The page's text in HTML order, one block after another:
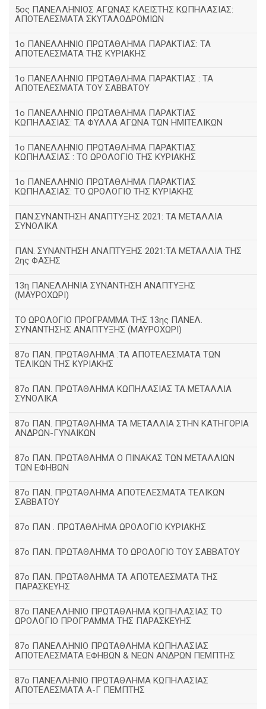
5ος ΠΑΝΕΛΛΗΝΙΟΣ ΑΓΩΝΑΣ ΚΛΕΙΣΤΗΣ ΚΩΠΗΛΑΣΙΑΣ:
ΑΠΟΤΕΛΕΣΜΑΤΑ ΣΚΥΤΑΛΟΔΡΟΜΙΩΝ
1ο ΠΑΝΕΛΛΗΝΙΟ ΠΡΩΤΑΘΛΗΜΑ ΠΑΡΑΚΤΙΑΣ: ΤΑ
ΑΠΟΤΕΛΕΣΜΑΤΑ ΤΗΣ ΚΥΡΙΑΚΗΣ
1ο ΠΑΝΕΛΛΗΝΙΟ ΠΡΩΤΑΘΛΗΜΑ ΠΑΡΑΚΤΙΑΣ : ΤΑ
ΑΠΟΤΕΛΕΣΜΑΤΑ ΤΟΥ ΣΑΒΒΑΤΟΥ
1ο ΠΑΝΕΛΛΗΝΙΟ ΠΡΩΤΑΘΛΗΜΑ ΠΑΡΑΚΤΙΑΣ
ΚΩΠΗΛΑΣΙΑΣ: ΤΑ ΦΥΛΛΑ ΑΓΩΝΑ ΤΩΝ ΗΜΙΤΕΛΙΚΩΝ
1ο ΠΑΝΕΛΛΗΝΙΟ ΠΡΩΤΑΘΛΗΜΑ ΠΑΡΑΚΤΙΑΣ
ΚΩΠΗΛΑΣΙΑΣ : ΤΟ ΩΡΟΛΟΓΙΟ ΤΗΣ ΚΥΡΙΑΚΗΣ
1o ΠΑΝΕΛΛΗΝΙΟ ΠΡΩΤΑΘΛΗΜΑ ΠΑΡΑΚΤΙΑΣ
ΚΩΠΗΛΑΣΙΑΣ: ΤΟ ΩΡΟΛΟΓΙΟ ΤΗΣ ΚΥΡΙΑΚΗΣ
ΠΑΝ.ΣΥΝΑΝΤΗΣΗ ΑΝΑΠΤΥΞΗΣ 2021: ΤΑ ΜΕΤΑΛΛΙΑ
ΣΥΝΟΛΙΚΑ
ΠΑΝ. ΣΥΝΑΝΤΗΣΗ ΑΝΑΠΤΥΞΗΣ 2021:ΤΑ ΜΕΤΑΛΛΙΑ ΤΗΣ
2ης ΦΑΣΗΣ
13η ΠΑΝΕΛΛΗΝΙΑ ΣΥΝΑΝΤΗΣΗ ΑΝΑΠΤΥΞΗΣ
(ΜΑΥΡΟΧΩΡΙ)
ΤΟ ΩΡΟΛΟΓΙΟ ΠΡΟΓΡΑΜΜΑ ΤΗΣ 13ης ΠΑΝΕΛ.
ΣΥΝΑΝΤΗΣΗΣ ΑΝΑΠΤΥΞΗΣ (ΜΑΥΡΟΧΩΡΙ)
87ο ΠΑΝ. ΠΡΩΤΑΘΛΗΜΑ :ΤΑ ΑΠΟΤΕΛΕΣΜΑΤΑ ΤΩΝ
ΤΕΛΙΚΩΝ ΤΗΣ ΚΥΡΙΑΚΗΣ
87ο ΠΑΝ. ΠΡΩΤΑΘΛΗΜΑ ΚΩΠΗΛΑΣΙΑΣ ΤΑ ΜΕΤΑΛΛΙΑ
ΣΥΝΟΛΙΚΑ
87ο ΠΑΝ. ΠΡΩΤΑΘΛΗΜΑ ΤΑ ΜΕΤΑΛΛΙΑ ΣΤΗΝ ΚΑΤΗΓΟΡΙΑ
ΑΝΔΡΩΝ-ΓΥΝΑΙΚΩΝ
87ο ΠΑΝ. ΠΡΩΤΑΘΛΗΜΑ Ο ΠΙΝΑΚΑΣ ΤΩΝ ΜΕΤΑΛΛΙΩΝ
ΤΩΝ ΕΦΗΒΩΝ
87ο ΠΑΝ. ΠΡΩΤΑΘΛΗΜΑ ΑΠΟΤΕΛΕΣΜΑΤΑ ΤΕΛΙΚΩΝ
ΣΑΒΒΑΤΟΥ
87ο ΠΑΝ . ΠΡΩΤΑΘΛΗΜΑ ΩΡΟΛΟΓΙΟ ΚΥΡΙΑΚΗΣ
87ο ΠΑΝ. ΠΡΩΤΑΘΛΗΜΑ ΤΟ ΩΡΟΛΟΓΙΟ ΤΟΥ ΣΑΒΒΑΤΟΥ
87ο ΠΑΝ. ΠΡΩΤΑΘΛΗΜΑ ΤΑ ΑΠΟΤΕΛΕΣΜΑΤΑ ΤΗΣ
ΠΑΡΑΣΚΕΥΗΣ
87ο ΠΑΝΕΛΛΗΝΙΟ ΠΡΩΤΑΘΛΗΜΑ ΚΩΠΗΛΑΣΙΑΣ ΤΟ
ΩΡΟΛΟΓΙΟ ΠΡΟΓΡΑΜΜΑ ΤΗΣ ΠΑΡΑΣΚΕΥΗΣ
87ο ΠΑΝΕΛΛΗΝΙΟ ΠΡΩΤΑΘΛΗΜΑ ΚΩΠΗΛΑΣΙΑΣ
ΑΠΟΤΕΛΕΣΜΑΤΑ ΕΦΗΒΩΝ & ΝΕΩΝ ΑΝΔΡΩΝ ΠΕΜΠΤΗΣ
87ο ΠΑΝΕΛΛΗΝΙΟ ΠΡΩΤΑΘΛΗΜΑ ΚΩΠΗΛΑΣΙΑΣ
ΑΠΟΤΕΛΕΣΜΑΤΑ Α-Γ ΠΕΜΠΤΗΣ